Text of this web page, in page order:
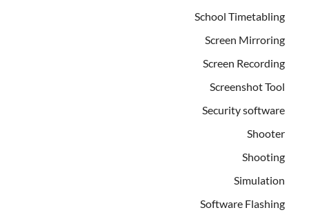
School Timetabling
Screen Mirroring
Screen Recording
Screenshot Tool
Security software
Shooter
Shooting
Simulation
Software Flashing